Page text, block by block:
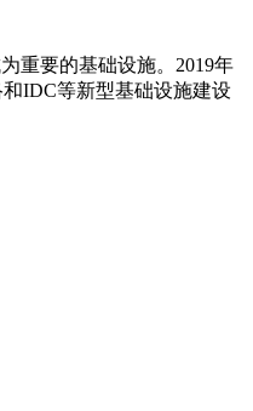
重要的基础设施。2019年
IDC等新型基础设施建设